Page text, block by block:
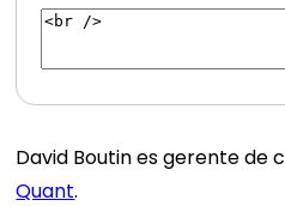
David Boutin es gerente de
Quant.